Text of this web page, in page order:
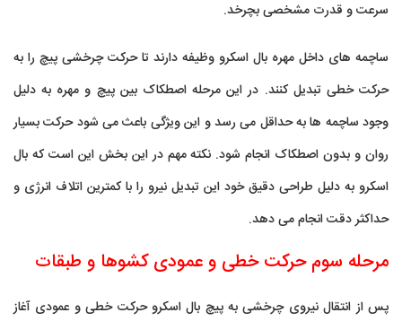
سرعت و قدرت مشخصی بچرخد.
ساچمه های داخل مهره بال اسکرو وظیفه دارند تا حرکت چرخشی پیچ را به
حرکت خطی تبدیل کنند. در این مرحله اصطکاک بین پیچ و مهره به دلیل
وجود ساچمه ها به حداقل می رسد و این ویژگی باعث می شود حرکت بسیار
روان و بدون اصطکاک انجام شود. نکته مهم در این بخش این است که بال
اسکرو به دلیل طراحی دقیق خود این تبدیل نیرو را با کمترین اتلاف انرژی و
حداکثر دقت انجام می دهد.
مرحله سوم حرکت خطی و عمودی کشوها و طبقات
پس از انتقال نیروی چرخشی به پیچ بال اسکرو حرکت خطی و عمودی آغاز